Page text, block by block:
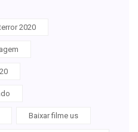
2020
Baixar filme us